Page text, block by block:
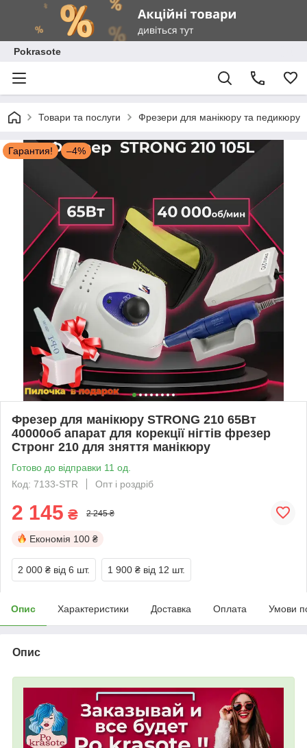
Pokrasote
Товари та послуги Фрезери для манікюру та педикюру
Гарантия! –4%
Фрезер для манікюру STRONG 210 65Вт
40000об апарат для корекції нігтів фрезер
Стронг 210 для зняття манікюру
Готово до відправки 11 од.
Код: 7133-STR
Опт і роздріб
2 145 ₴ 2 245 ₴
Економія 100 ₴
2 000 ₴ від 6 шт. 1 900 ₴ від 12 шт.
Опис Характеристики Доставка Оплата Умови
Опис